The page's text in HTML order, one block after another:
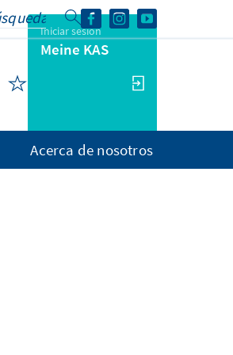
Iniciar sesión
Meine KAS
Acerca de nosotros